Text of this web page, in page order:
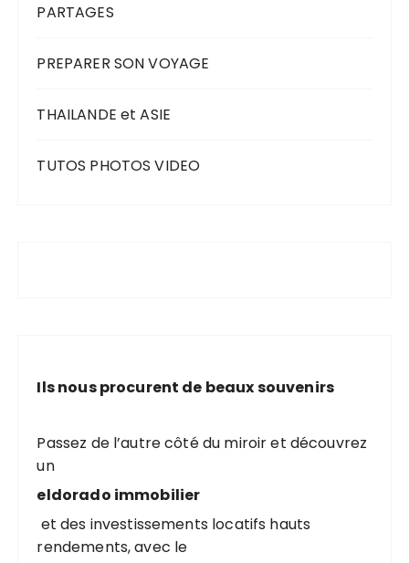
PARTAGES
PREPARER SON VOYAGE
THAILANDE et ASIE
TUTOS PHOTOS VIDEO
Ils nous procurent de beaux souvenirs
Passez de l’autre côté du miroir et découvrez
un
eldorado immobilier
et des investissements locatifs hauts
rendements, avec le